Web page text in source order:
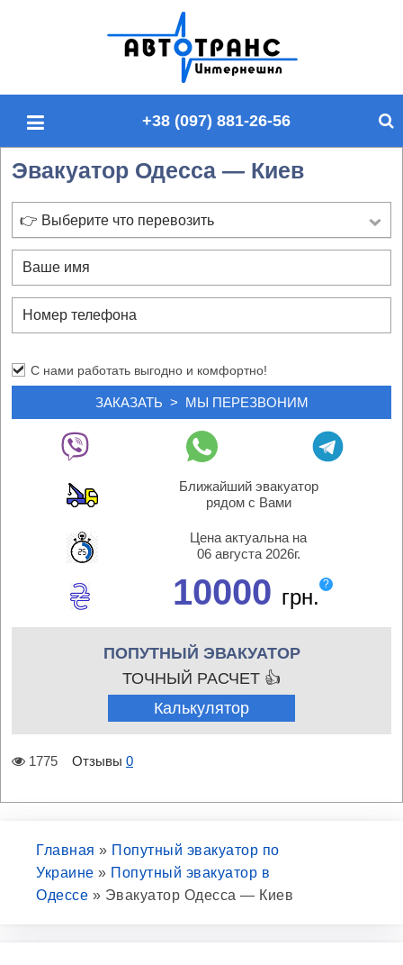
п
й
у
+38 (097) 881-26-56
Эвакуатор Одесса — Киев
👉 Выберите что перевозить
С нами работать выгодно и комфортно!
Ближайший эвакуатор
рядом с Вами
Цена актуальна на
06 августа 2026г.
10000 грн.
?
ПОПУТНЫЙ ЭВАКУАТОР
ТОЧНЫЙ РАСЧЕТ 👍
Калькулятор
1775 Отзывы 0
Главная » Попутный эвакуатор по
Украине » Попутный эвакуатор в
Одессе » Эвакуатор Одесса — Киев